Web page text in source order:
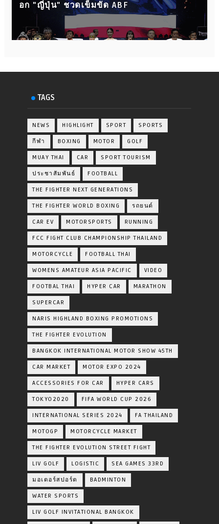
อก "ญี่ปุ่น" ชวดเข็มขัด ABF
TAGS
NEWS HIGHLIGHT SPORT SPORTS
กีฬา BOXING MOTOR GOLF
MUAY THAI CAR SPORT TOURISM
ประชาสัมพันธ์ FOOTBALL
THE FIGHTER NEXT GENERATIONS
THE FIGHTER WORLD BOXING รถยนต์
CAR EV MOTORSPORTS RUNNING
FCC FIGHT CLUB CHAMPIONSHIP THAILAND
MOTORCYCLE FOOTBALL THAI
WOMENS AMATEUR ASIA PACIFIC VIDEO
FOOTBAL THAI HYPER CAR MARATHON
SUPERCAR
NARIS HIGHLAND BOXING PROMOTIONS
THE FIGHTER EVOLUTION
BANGKOK INTERNATIONAL MOTOR SHOW 45TH
CAR MARKET MOTOR EXPO 2024
ACCESSORIES FOR CAR HYPER CARS
TOKYO2020 FIFA WORLD CUP 2026
INTERNATIONAL SERIES 2024 FA THAILAND
MOTOGP MOTORCYCLE MARKET
THE FIGHTER EVOLUTION STREET FIGHT
LIV GOLF LOGISTIC SEA GAMES 33RD
มอเตอร์สปอร์ต BADMINTON
WATER SPORTS
LIV GOLF INVITATIONAL BANGKOK